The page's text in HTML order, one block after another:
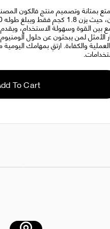
بمتانة وتصميم منتج فالكون
بين القوة وسهولة الاستخدام، ويقدم
الأمثل لمن يبحثون عن حلول
والكفاءة. ارتقِ بمهامك
To Cart